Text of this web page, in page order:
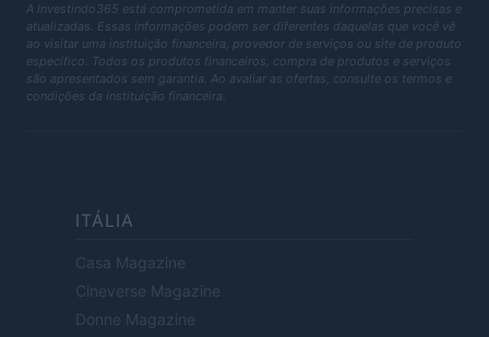
A Investindo365 está comprometida em manter suas informações precisas e
atualizadas. Essas informações podem ser diferentes daquelas que você vê
ao visitar uma instituição financeira, provedor de serviços ou site de produto
específico. Todos os produtos financeiros, compra de produtos e serviços
são apresentados sem garantia. Ao avaliar as ofertas, consulte os termos e
condições da instituição financeira.
ITÁLIA
Casa Magazine
Cineverse Magazine
Donne Magazine